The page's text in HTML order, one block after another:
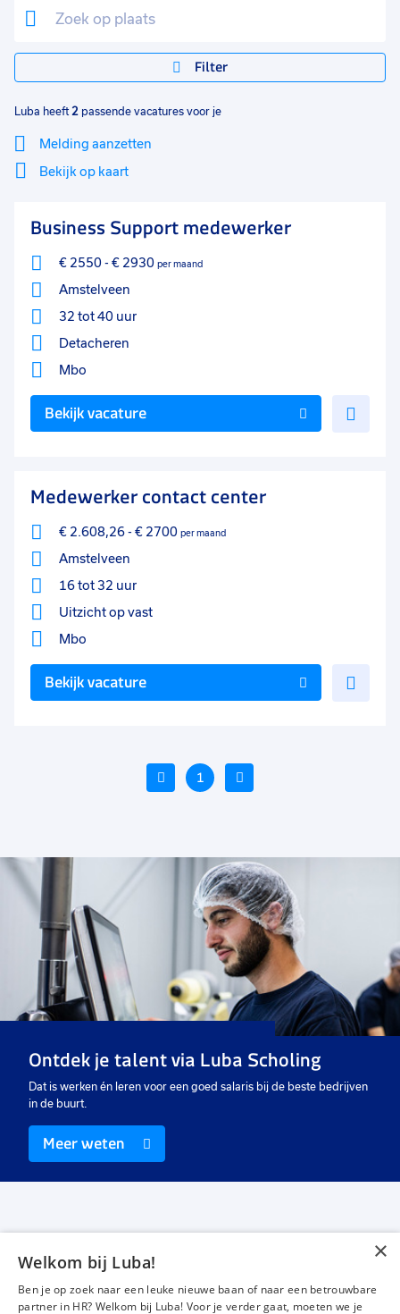
Filter
Luba heeft 2 passende vacatures voor je
Melding aanzetten
Bekijk op kaart
Filter
Sluiten
Business Support medewerker
€ 2550- € 2930 per maand
Amstelveen
32 tot 40 uur
Detacheren
Mbo
Bekijk vacature
Medewerker contact center
€ 2.608,26- € 2700 per maand
Amstelveen
16 tot 32 uur
Uitzicht op vast
Mbo
Bekijk vacature
Vorige
1
Voeg
toe
aan
favorieten
Business Support
medewerker
32 tot 40 uur
€ 2550- € 2930 p.m.
Medewerker contact center
16 tot 32 uur
Uitzicht op vast
€ 2.608,26-€ 2700 p.m.
Ontdek je talent via Luba Scholing
Dat is werken én leren voor een goed salaris bij de beste bedrijven
in de buurt.
Meer weten
Werken bij Luba
Voor werkgevers
×
Welkom bij Luba!
Ben je op zoek naar een leuke nieuwe baan of naar een betrouwbare
partner in HR? Welkom bij Luba! Voor je verder gaat, moeten we je